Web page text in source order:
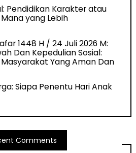
Pendidikan Karakter atau
yang Lebih
1448 H / 24 Juli 2026 M:
Dan Kepedulian Sosial:
Yang Aman Dan
Siapa Penentu Hari Anak
Comments